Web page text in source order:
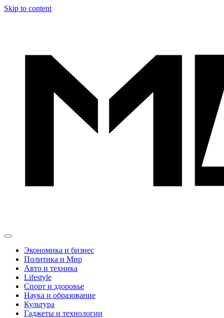
Skip to content
Экономика и бизнес
Политика и Мир
Авто и техника
Lifestyle
Спорт и здоровье
Наука и образование
Культура
Гаджеты и технологии